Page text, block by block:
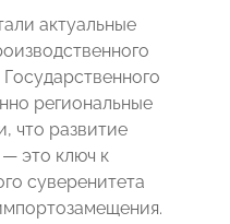
актуальные
региональные
что развитие
это ключ к
суверенитета